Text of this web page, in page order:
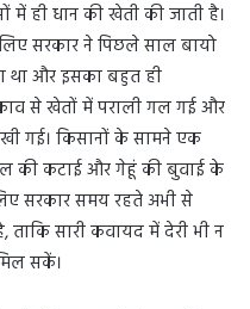
में ही धान की खेती की जाती है।
सरकार ने पिछले साल बायो
था और इसका बहुत ही
से खेतों में पराली गल गई और
गई। किसानों के सामने एक
की कटाई और गेहूं की बुवाई के
सरकार समय रहते अभी से
सारी कवायद में देरी भी न
सकें।